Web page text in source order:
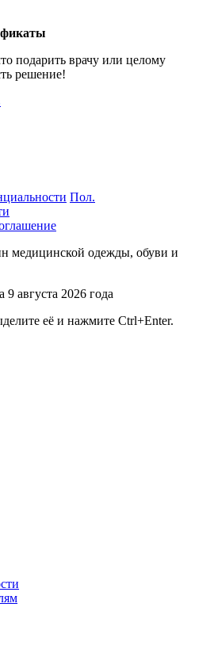
подарить врачу или целому
решение!
Пол.
медицинской одежды, обуви и
августа 2026 года
её и нажмите Ctrl+Enter.